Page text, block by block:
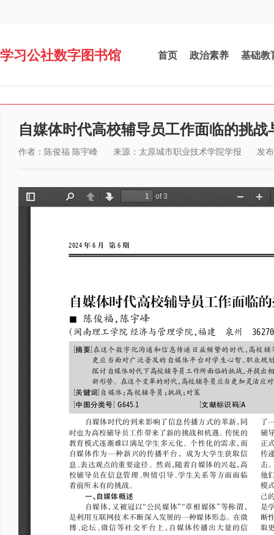
学习公社数字图书馆 首页 政治素养 基础教
自媒体时代高校辅导员工作面临的挑战
作者：陈俊福 陈宇峰 来源：太原城市职业技术学院学报 发